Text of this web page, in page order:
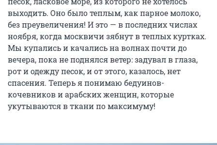
выходить. Оно было теплым, как парное молоко,
без преувеличения! И это — в последних числах
ноября, когда москвичи зябнут в теплых куртках.
Мы купались и качались на волнах почти до
вечера, пока не поднялся ветер: задувал в глаза,
рот и одежду песок, и от этого, казалось, нет
спасения. Теперь я понимаю бедуинов-
кочевников и арабских женщин, которые
укутываются в ткани по максимуму!